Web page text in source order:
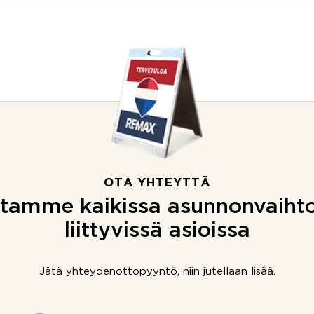
OTA YHTEYTTÄ
kaikissa
liittyvissä asioissa
Jätä yhteydenottopyyntö, niin jutellaan lisää.